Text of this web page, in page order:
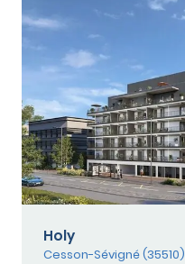
Holy
Cesson-Sévigné (35510)